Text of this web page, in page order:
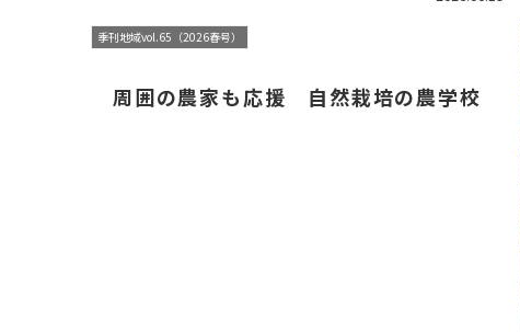
季刊地域vol.65（2026春号）
周囲の農家も応援 自然栽培の農学校